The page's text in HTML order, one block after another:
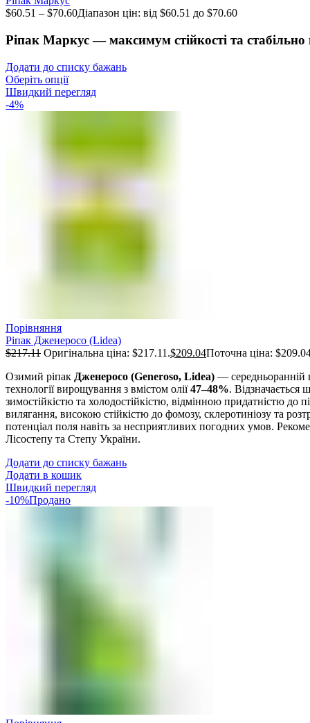
$60.51 – $70.60Діапазон цін: від $60.51 до $70.60
Ріпак Маркус — максимум стійкості та
Додати до списку бажань
Оберіть опції
Швидкий перегляд
-4%
Порівняння
Ріпак Дженеросо (Lidea)
$217.11 Оригінальна ціна: $217.11.$209.04Поточна ціна:
Озимий ріпак Дженеросо (Generoso, Lidea) — середньоранній
технології вирощування з вмістом олії47–48%. Відзначається
зимостійкістю та холодостійкістю, відмінною придатністю до
вилягання, високою стійкістю до фомозу, склеротиніозу та
потенціал поля навіть за несприятливих погодних умов.
Лісостепу та Степу України.
Додати до списку бажань
Додати в кошик
Швидкий перегляд
-10%Продано